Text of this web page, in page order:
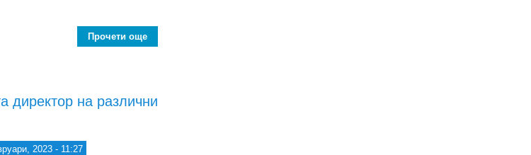
Прочети още
директор на различни
2023 - 11:27